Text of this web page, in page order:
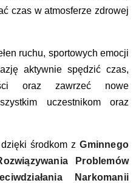
czas w atmosferze zdrowej
ruchu, sportowych emocji
aktywnie spędzić czas,
oraz zawrzeć nowe
uczestnikom oraz
dzięki środkom zGminnego
Problemów
Narkomanii